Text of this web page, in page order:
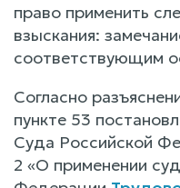
право применить
взыскания:
соответствующим
Согласно
пункте 53
Суда Российской
2 «О применении